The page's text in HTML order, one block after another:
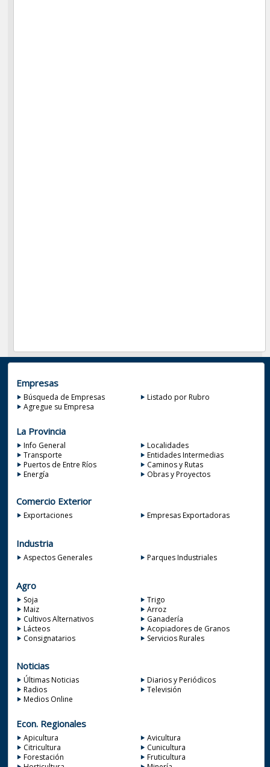
Empresas
Búsqueda de Empresas
Listado por Rubro
Agregue su Empresa
La Provincia
Info General
Localidades
Transporte
Entidades Intermedias
Puertos de Entre Ríos
Caminos y Rutas
Energía
Obras y Proyectos
Comercio Exterior
Exportaciones Empresas Exportadoras
Industria
Aspectos Generales Parques Industriales
Agro
Soja
Trigo
Maiz
Arroz
Cultivos Alternativos
Ganadería
Lácteos
Acopiadores de Granos
Consignatarios
Servicios Rurales
Noticias
Últimas Noticias
Diarios y Periódicos
Radios
Televisión
Medios Online
Econ. Regionales
Apicultura
Avicultura
Citricultura
Cunicultura
Forestación
Fruticultura